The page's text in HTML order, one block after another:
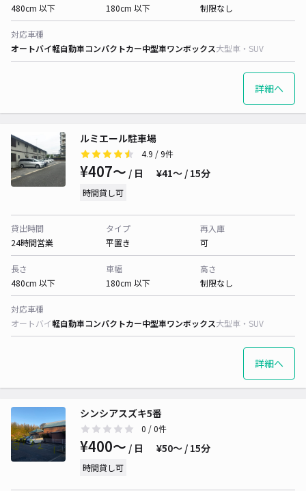
480cm 以下
180cm 以下
制限なし
対応車種
オートバイ軽自動車コンパクトカー中型車ワンボックス大型車・SUV
詳細へ
ルミエール駐車場
4.9 / 9件
¥407〜 / 日 ¥41〜 / 15分
時間貸し可
貸出時間
24時間営業
タイプ
平置き
再入庫
可
長さ
480cm 以下
車幅
180cm 以下
高さ
制限なし
対応車種
オートバイ軽自動車コンパクトカー中型車ワンボックス大型車・SUV
詳細へ
シンシアスズキ5番
0 / 0件
¥400〜 / 日 ¥50〜 / 15分
時間貸し可